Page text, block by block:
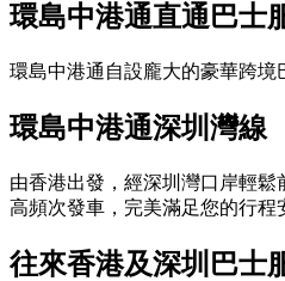
環島中港通直通巴士
環島中港通自設龐大的豪華跨境
環島中港通深圳灣線
由香港出發，經深圳灣口岸輕
高頻次發車，完美滿足您的行程
往來香港及深圳巴士